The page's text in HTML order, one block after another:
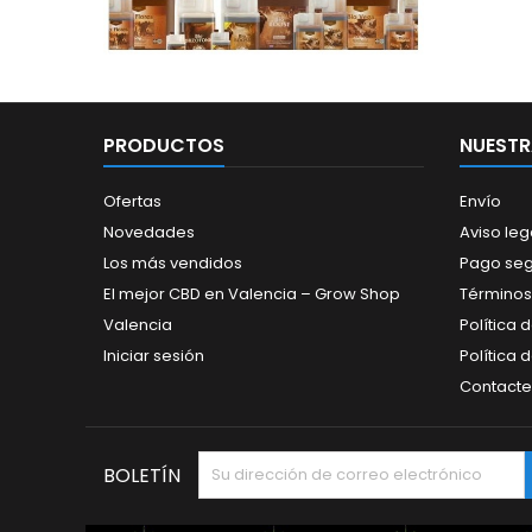
PRODUCTOS
Ofertas
Novedades
Los más vendidos
El mejor CBD en Valencia – Grow Shop
Valencia
Iniciar sesión
Envío
Aviso
Pago
Política
Política
BOLETÍN